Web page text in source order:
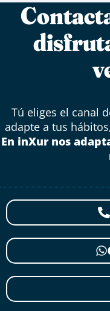
Tú eliges el canal
adapte a tus
En inXur nos